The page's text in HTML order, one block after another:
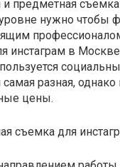
и предметная
нужно чтобы
инстаграм в
самая разная,
цены.
съемка для